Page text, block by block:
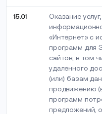
15.01
Оказание
«Интернет» с
программ для
сайтов, в том
удаленного
(или) базам
продвижению
программ
предложений,